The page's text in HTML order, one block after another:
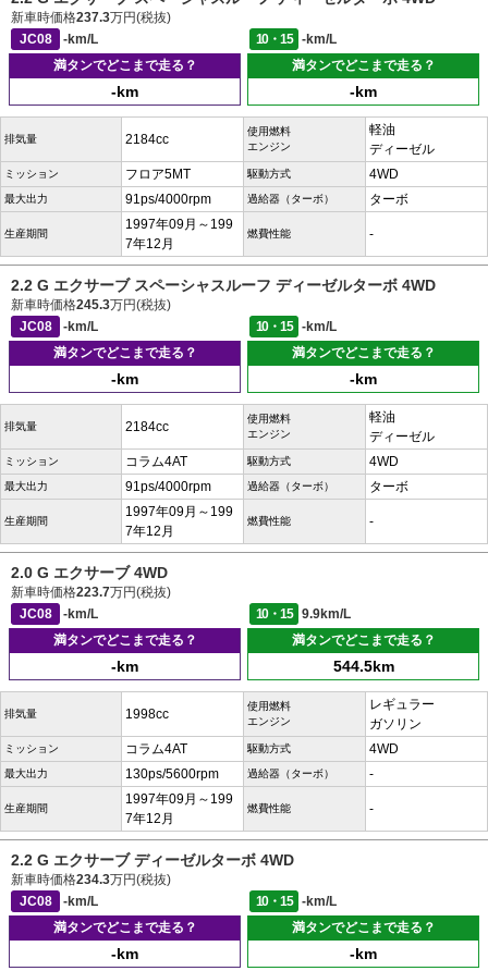
新車時価格237.3万円(税抜)
JC08
-km/L 10・15
-km/L
満タンでどこまで走る？
-km
満タンでどこまで走る？
-km
排気量 2184cc
使用燃料
エンジン
軽油
ディーゼル
ミッション フロア5MT 駆動方式 4WD
最大出力 91ps/4000rpm 過給器（ターボ） ターボ
生産期間
1997年09月～199
7年12月
燃費性能 -
2.2 G エクサーブ スペーシャスルーフ ディーゼルターボ 4WD
新車時価格245.3万円(税抜)
JC08
-km/L 10・15
-km/L
満タンでどこまで走る？
-km
満タンでどこまで走る？
-km
排気量 2184cc
使用燃料
エンジン
軽油
ディーゼル
ミッション コラム4AT 駆動方式 4WD
最大出力 91ps/4000rpm 過給器（ターボ） ターボ
生産期間
1997年09月～199
7年12月
燃費性能 -
2.0 G エクサーブ 4WD
新車時価格223.7万円(税抜)
JC08
-km/L 10・15
9.9km/L
満タンでどこまで走る？
-km
満タンでどこまで走る？
544.5km
排気量 1998cc
使用燃料
エンジン
レギュラー
ガソリン
ミッション コラム4AT 駆動方式 4WD
最大出力 130ps/5600rpm 過給器（ターボ） -
生産期間
1997年09月～199
7年12月
燃費性能 -
2.2 G エクサーブ ディーゼルターボ 4WD
新車時価格234.3万円(税抜)
JC08
-km/L 10・15
-km/L
満タンでどこまで走る？
-km
満タンでどこまで走る？
-km